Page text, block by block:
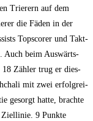
Trie­rern auf dem
die Fäden in der
Tops­corer und Takt­
Auch beim Aus­wärts­
18 Zäh­ler trug er dies­
mit zwei erfolg­rei­
gesorgt hat­te, brach­te
Ziel­li­nie. 9 Punk­te